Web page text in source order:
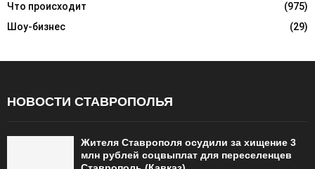
Что происходит
(975)
Шоу-бизнес
(29)
НОВОСТИ СТАВРОПОЛЬЯ
Жителя Ставрополя осудили за хищение 3
млн рублей соцвыплат для переселенцев